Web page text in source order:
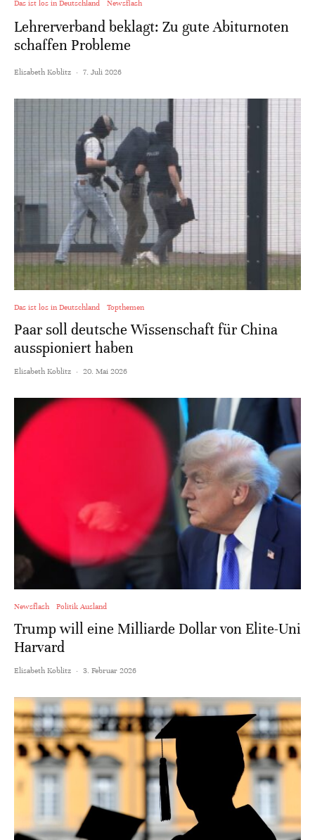
Das ist los in Deutschland Newsflash
Lehrerverband beklagt: Zu gute Abiturnoten
schaffen Probleme
Elisabeth Koblitz · 7. Juli 2026
Das ist los in Deutschland Topthemen
Paar soll deutsche Wissenschaft für China
ausspioniert haben
Elisabeth Koblitz · 20. Mai 2026
Newsflash Politik Ausland
Trump will eine Milliarde Dollar von Elite-Uni
Harvard
Elisabeth Koblitz · 3. Februar 2026